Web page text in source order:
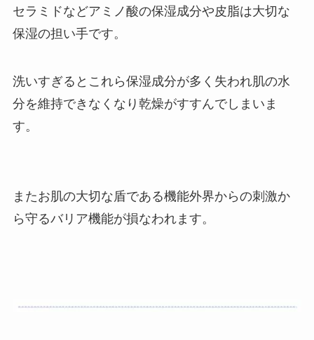
セラミドなどアミノ酸の保湿成分や皮脂は大切な
保湿の担い手です。
洗いすぎるとこれら保湿成分が多く失われ肌の水
分を維持できなくなり乾燥がすすんでしまいま
す。
またお肌の大切な盾である機能外界からの刺激か
ら守るバリア機能が損なわれます。